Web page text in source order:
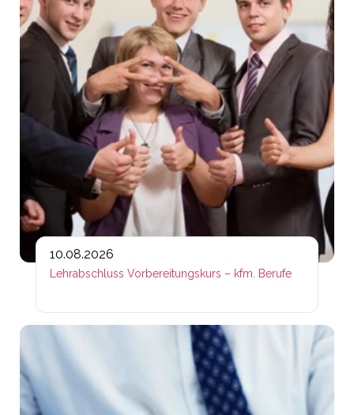
10.08.2026
Lehrabschluss Vorbereitungskurs – kfm. Berufe